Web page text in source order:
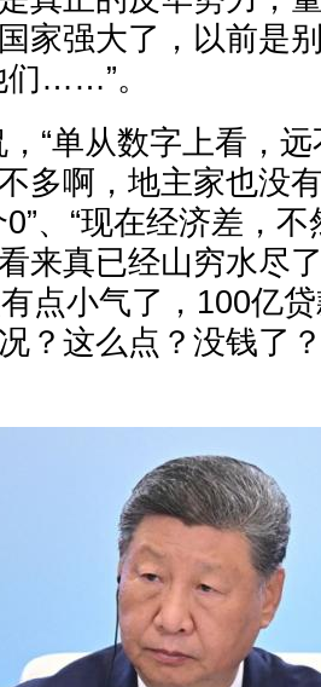
家强大了，以前是
们……”。
“单从数字上看，
多啊，地主家也没
、“现在经济差，
来真已经山穷水尽
有点小气了，100亿
？这么点？没钱了